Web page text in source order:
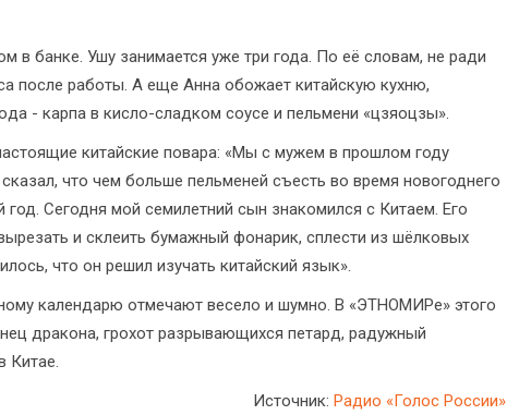
в банке. Ушу занимается уже три года. По её словам, не ради
после работы. А еще Анна обожает китайскую кухню,
- карпа в кисло-сладком соусе и пельмени «цзяоцзы».
китайские повара: «Мы с мужем в прошлом году
что чем больше пельменей съесть во время новогоднего
год. Сегодня мой семилетний сын знакомился с Китаем. Его
и склеить бумажный фонарик, сплести из шёлковых
что он решил изучать китайский язык».
календарю отмечают весело и шумно. В «ЭТНОМИРе» этого
дракона, грохот разрывающихся петард, радужный
Китае.
Источник: Радио «Голос России»